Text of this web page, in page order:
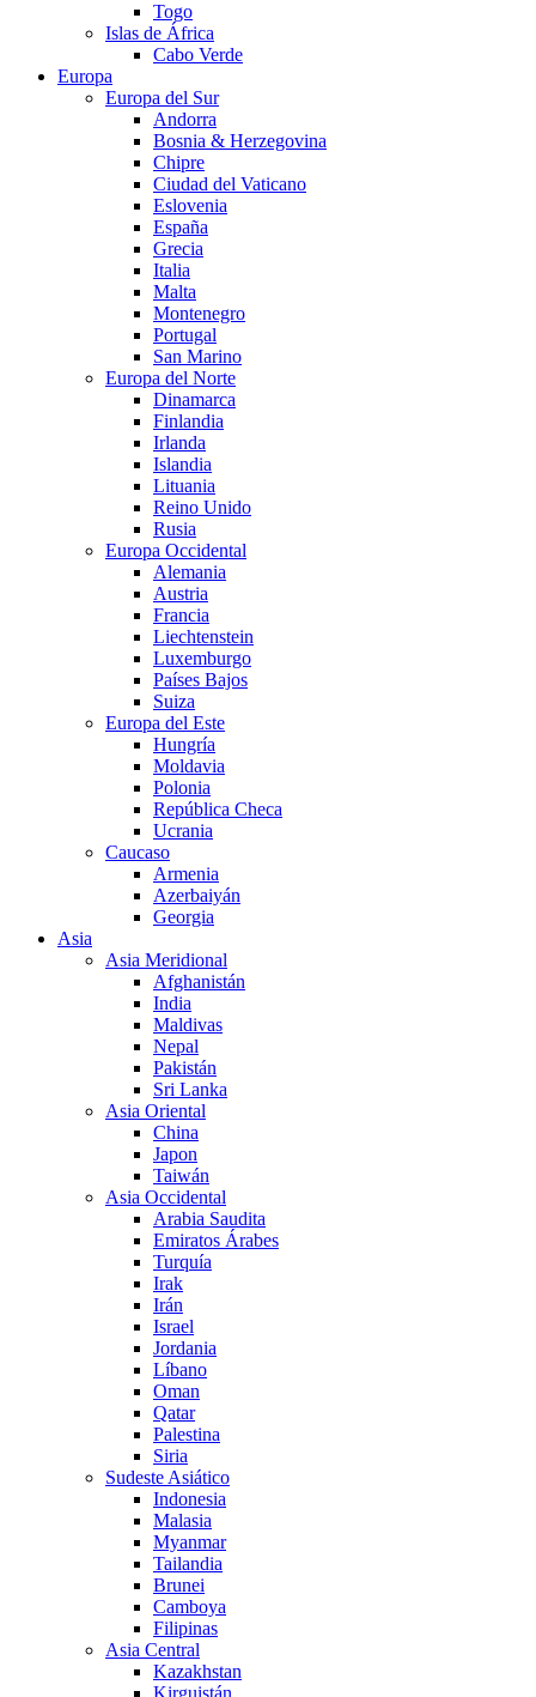
Togo
Islas de África
Cabo Verde
Europa
Europa del Sur
Andorra
Bosnia & Herzegovina
Chipre
Ciudad del Vaticano
Eslovenia
España
Grecia
Italia
Malta
Montenegro
Portugal
San Marino
Europa del Norte
Dinamarca
Finlandia
Irlanda
Islandia
Lituania
Reino Unido
Rusia
Europa Occidental
Alemania
Austria
Francia
Liechtenstein
Luxemburgo
Países Bajos
Suiza
Europa del Este
Hungría
Moldavia
Polonia
República Checa
Ucrania
Caucaso
Armenia
Azerbaiyán
Georgia
Asia
Asia Meridional
Afghanistán
India
Maldivas
Nepal
Pakistán
Sri Lanka
Asia Oriental
China
Japon
Taiwán
Asia Occidental
Arabia Saudita
Emiratos Árabes
Turquía
Irak
Irán
Israel
Jordania
Líbano
Oman
Qatar
Palestina
Siria
Sudeste Asiático
Indonesia
Malasia
Myanmar
Tailandia
Brunei
Camboya
Filipinas
Asia Central
Kazakhstan
Kirguistán